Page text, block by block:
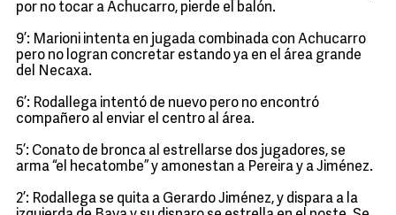
por no tocar a Achucarro, pierde el balón.
9’: Marioni intenta en jugada combinada con Achucarro
pero no logran concretar estando ya en el área grande
del Necaxa.
6’: Rodallega intentó de nuevo pero no encontró
compañero al enviar el centro al área.
5’: Conato de bronca al estrellarse dos jugadores, se
arma “el hecatombe” y amonestan a Pereira y a Jiménez.
2’: Rodallega se quita a Gerardo Jiménez, y dispara a la